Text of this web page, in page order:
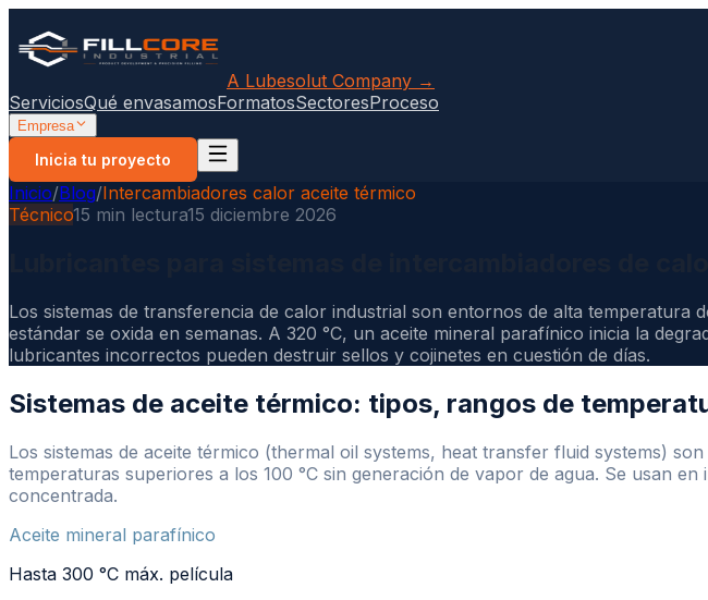
A Lubesolut Company →
ServiciosQué envasamosFormatosSectoresProceso
Empresa
Inicia tu proyecto
Inicio/Blog/Intercambiadores calor aceite térmico
Técnico15 min lectura15 diciembre 2026
Los sistemas de transferencia de calor industrial son entornos de alta
estándar se oxida en semanas. A 320 °C, un aceite mineral parafínico inicia la
lubricantes incorrectos pueden destruir sellos y cojinetes en cuestión de días.
Sistemas de aceite térmico: tipos, rangos de
Los sistemas de aceite térmico (thermal oil systems, heat transfer fluid systems)
temperaturas superiores a los 100 °C sin generación de vapor de agua. Se usan
concentrada.
Aceite mineral parafínico
Hasta 300 °C máx. película